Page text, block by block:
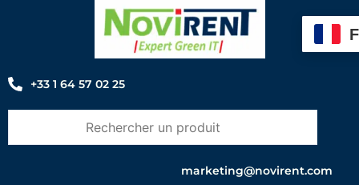
+33 1 64 57 02 25
marketing@novirent.com